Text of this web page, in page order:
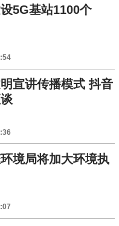
5G基站1100个
宣讲传播模式 抖音
境局将加大环境执